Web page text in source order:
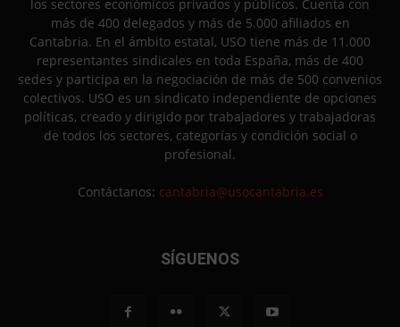
los sectores económicos privados y públicos. Cuenta con
más de 400 delegados y más de 5.000 afiliados en
Cantabria. En el ámbito estatal, USO tiene más de 11.000
representantes sindicales en toda España, más de 400
sedes y participa en la negociación de más de 500 convenios
colectivos. USO es un sindicato independiente de opciones
políticas, creado y dirigido por trabajadores y trabajadoras
de todos los sectores, categorías y condición social o
profesional.
Contáctanos: cantabria@usocantabria.es
SÍGUENOS